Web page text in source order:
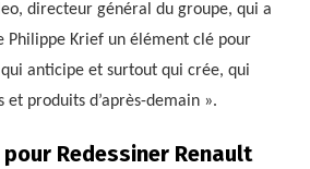
directeur général du groupe, qui a
Philippe Krief un élément clé pour
anticipe et surtout qui crée, qui
produits d’après-demain ».
Redessiner Renault